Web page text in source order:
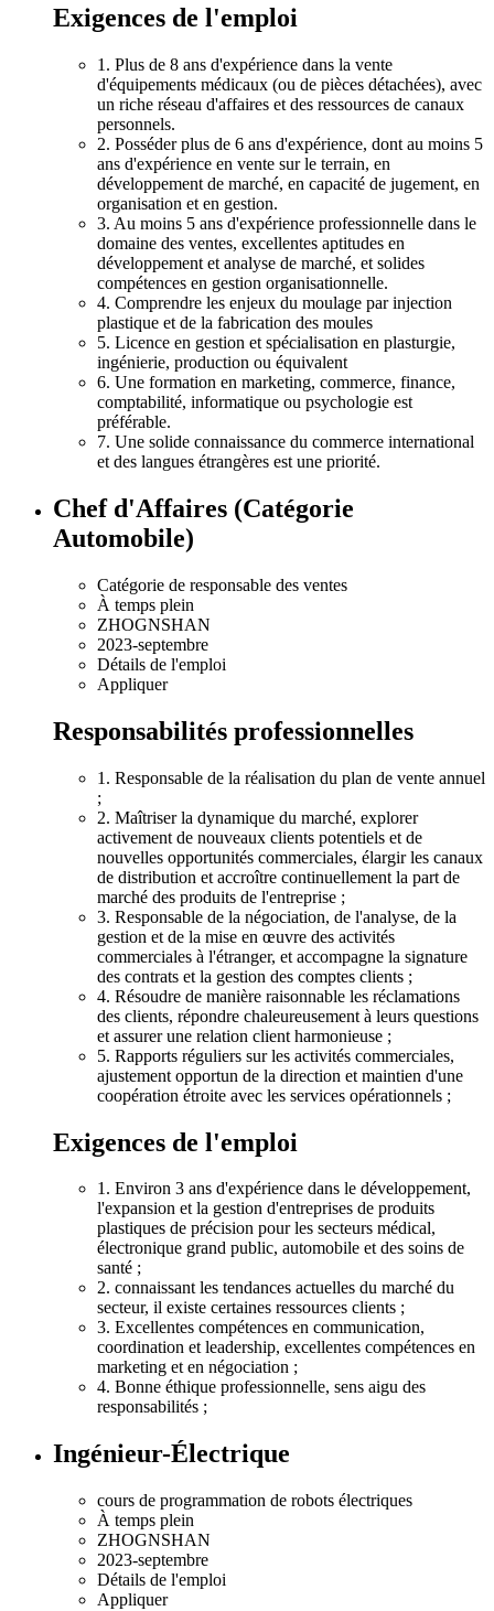
Exigences de l'emploi
1. Plus de 8 ans d'expérience dans la vente
d'équipements médicaux (ou de pièces détachées), avec
un riche réseau d'affaires et des ressources de canaux
personnels.
2. Posséder plus de 6 ans d'expérience, dont au moins 5
ans d'expérience en vente sur le terrain, en
développement de marché, en capacité de jugement, en
organisation et en gestion.
3. Au moins 5 ans d'expérience professionnelle dans le
domaine des ventes, excellentes aptitudes en
développement et analyse de marché, et solides
compétences en gestion organisationnelle.
4. Comprendre les enjeux du moulage par injection
plastique et de la fabrication des moules
5. Licence en gestion et spécialisation en plasturgie,
ingénierie, production ou équivalent
6. Une formation en marketing, commerce, finance,
comptabilité, informatique ou psychologie est
préférable.
7. Une solide connaissance du commerce international
et des langues étrangères est une priorité.
Chef d'Affaires (Catégorie
Automobile)
Catégorie de responsable des ventes
À temps plein
ZHOGNSHAN
2023-septembre
Détails de l'emploi
Appliquer
Responsabilités professionnelles
1. Responsable de la réalisation du plan de vente annuel
;
2. Maîtriser la dynamique du marché, explorer
activement de nouveaux clients potentiels et de
nouvelles opportunités commerciales, élargir les canaux
de distribution et accroître continuellement la part de
marché des produits de l'entreprise ;
3. Responsable de la négociation, de l'analyse, de la
gestion et de la mise en œuvre des activités
commerciales à l'étranger, et accompagne la signature
des contrats et la gestion des comptes clients ;
4. Résoudre de manière raisonnable les réclamations
des clients, répondre chaleureusement à leurs questions
et assurer une relation client harmonieuse ;
5. Rapports réguliers sur les activités commerciales,
ajustement opportun de la direction et maintien d'une
coopération étroite avec les services opérationnels ;
Exigences de l'emploi
1. Environ 3 ans d'expérience dans le développement,
l'expansion et la gestion d'entreprises de produits
plastiques de précision pour les secteurs médical,
électronique grand public, automobile et des soins de
santé ;
2. connaissant les tendances actuelles du marché du
secteur, il existe certaines ressources clients ;
3. Excellentes compétences en communication,
coordination et leadership, excellentes compétences en
marketing et en négociation ;
4. Bonne éthique professionnelle, sens aigu des
responsabilités ;
Ingénieur-Électrique
cours de programmation de robots électriques
À temps plein
ZHOGNSHAN
2023-septembre
Détails de l'emploi
Appliquer